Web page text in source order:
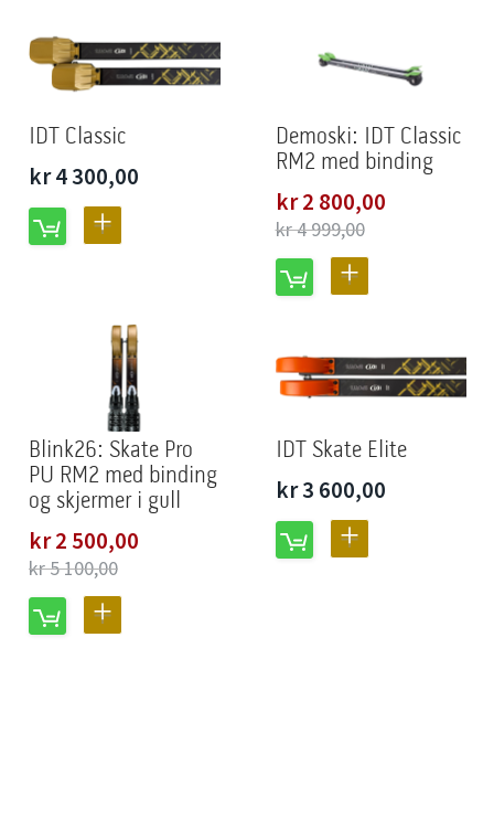
IDT Classic
kr 4 300,00
LEGG
Demoski: IDT Classic
RM2 med binding
Spesialpris
kr 2 800,00
kr 4 999,00
LEGG
SAMMENLIGNING
Blink26: Skate Pro
PU RM2 med binding
og skjermer i gull
Spesialpris
kr 2 500,00
kr 5 100,00
LEGG
IDT Skate Elite
kr 3 600,00
LEGG